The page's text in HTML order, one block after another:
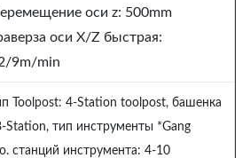
оси z: 500mm
оси X/Z быстрая:
9m/min
Toolpost: 4-Station toolpost, башенка
Station, тип инструменты *Gang
станций инструмента: 4-10